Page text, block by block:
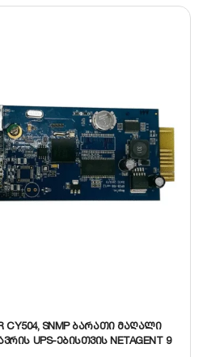
CY504, SNMP ბარათი მაღალი
UPS-ებისთვის NETAGENT 9